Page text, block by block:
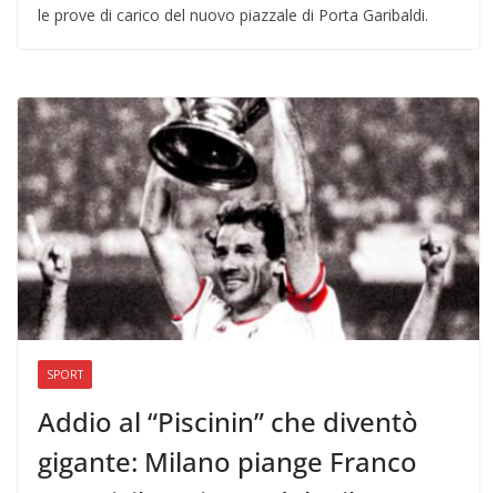
le prove di carico del nuovo piazzale di Porta Garibaldi.
SPORT
Addio al “Piscinin” che diventò
gigante: Milano piange Franco